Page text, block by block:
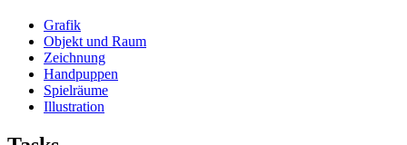
Grafik
Objekt und Raum
Zeichnung
Handpuppen
Spielräume
Illustration